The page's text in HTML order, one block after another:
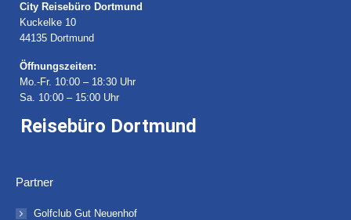
City Reisebüro Dortmund
Kuckelke 10
44135 Dortmund
Öffnungszeiten:
Mo.-Fr. 10:00 – 18:30 Uhr
Sa. 10:00 – 15:00 Uhr
Reisebüro Dortmund
Partner
Golfclub Gut Neuenhof